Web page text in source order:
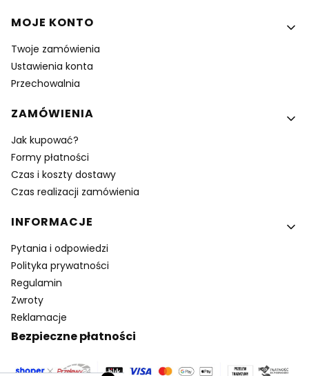
MOJE KONTO
Twoje zamówienia
Ustawienia konta
Przechowalnia
ZAMÓWIENIA
Jak kupować?
Formy płatności
Czas i koszty dostawy
Czas realizacji zamówienia
INFORMACJE
Pytania i odpowiedzi
Polityka prywatności
Regulamin
Zwroty
Reklamacje
Bezpieczne płatności